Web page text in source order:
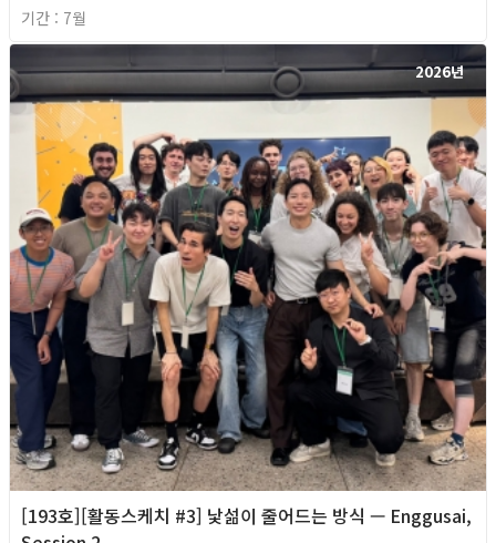
기간 : 7월
2026년
[193호][활동스케치 #3] 낯섦이 줄어드는 방식 — Enggusai,